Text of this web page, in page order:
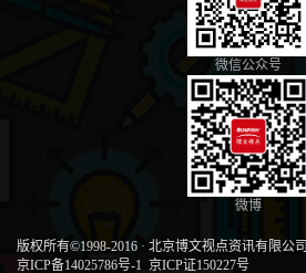
微信公众号
微博
版权所有©1998-2016 · 北京博文视点资讯有限公司
京ICP备14025786号-1 京ICP证150227号